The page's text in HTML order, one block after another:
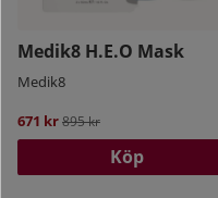
Medik8 H.E.O Mask
Medik8
671 krOrdinarie pris:
895 kr
Köp